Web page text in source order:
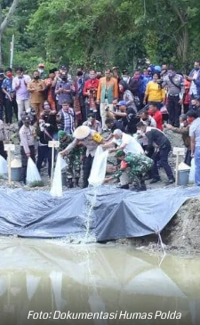
Foto: Dokumentasi Humas Polda